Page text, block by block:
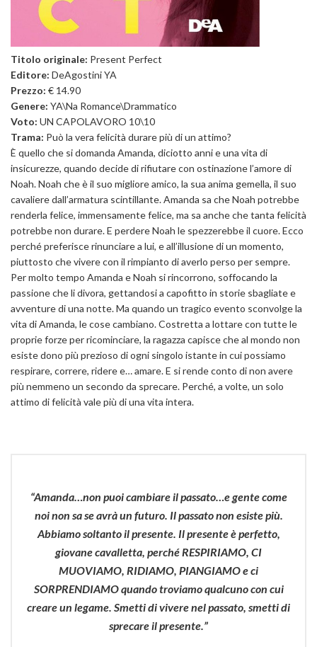
Titolo originale: Present Perfect
Editore: DeAgostini YA
Prezzo: € 14.90
Genere: YA\Na Romance\Drammatico
Voto: UN CAPOLAVORO 10\10
Trama: Può la vera felicità durare più di un attimo?
È quello che si domanda Amanda, diciotto anni e una vita di
insicurezze, quando decide di rifiutare con ostinazione l’amore di
Noah. Noah che è il suo migliore amico, la sua anima gemella, il suo
cavaliere dall’armatura scintillante. Amanda sa che Noah potrebbe
renderla felice, immensamente felice, ma sa anche che tanta felicità
potrebbe non durare. E perdere Noah le spezzerebbe il cuore. Ecco
perché preferisce rinunciare a lui, e all’illusione di un momento,
piuttosto che vivere con il rimpianto di averlo perso per sempre.
Per molto tempo Amanda e Noah si rincorrono, soffocando la
passione che li divora, gettandosi a capofitto in storie sbagliate e
avventure di una notte. Ma quando un tragico evento sconvolge la
vita di Amanda, le cose cambiano. Costretta a lottare con tutte le
proprie forze per ricominciare, la ragazza capisce che al mondo non
esiste dono più prezioso di ogni singolo istante in cui possiamo
respirare, correre, ridere e… amare. E si rende conto di non avere
più nemmeno un secondo da sprecare. Perché, a volte, un solo
attimo di felicità vale più di una vita intera.
“Amanda…non puoi cambiare il passato…e gente come
noi non sa se avrà un futuro. Il passato non esiste più.
Abbiamo soltanto il presente. Il presente è perfetto,
giovane cavalletta, perché RESPIRIAMO, CI
MUOVIAMO, RIDIAMO, PIANGIAMO e ci
SORPRENDIAMO quando troviamo qualcuno con cui
creare un legame. Smetti di vivere nel passato, smetti di
sprecare il presente.”